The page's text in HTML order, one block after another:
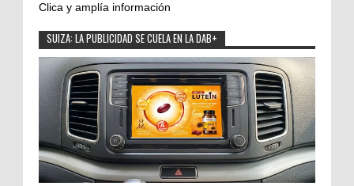
Clica y amplía información
SUIZA: LA PUBLICIDAD SE CUELA EN LA DAB+